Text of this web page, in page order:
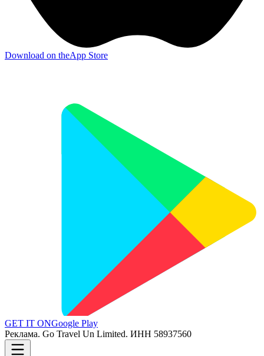
Download on theApp Store
GET IT ONGoogle Play
Реклама. Go Travel Un Limited. ИНН 58937560